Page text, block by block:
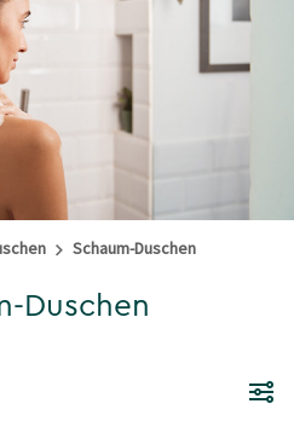
Schaum-Duschen
Duschen